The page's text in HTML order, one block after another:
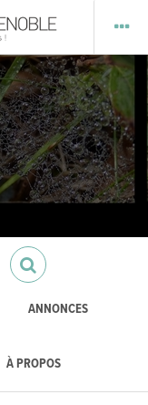
ANNONCES
À PROPOS